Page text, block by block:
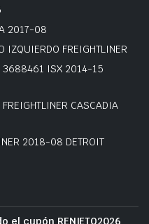
2017-08
IZQUIERDO FREIGHTLINER
3688461 ISX 2014-15
CASCADIA
2018-08 DETROIT
cupón RENIETO2026